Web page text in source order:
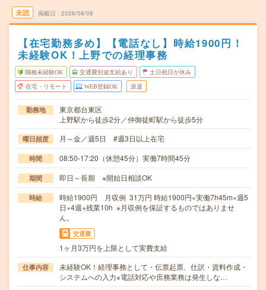
未読 掲載日 2026/08/08
【在宅勤務多め】【電話なし】時給1900円！
未経験OK！上野での経理事務
職種未経験OK 交通費別途支給あり 土日祝日が休み
在宅・リモート WEB登録OK 派遣
勤務地
東京都台東区
上野駅から徒歩2分／仲御徒町駅から徒歩5分
曜日頻度 月～金／週5日 #週3日以上在宅
時間 08:50-17:20（休憩45分）実働7時間45分
期間 即日～長期 ※開始日相談OK
時給
時給1900円 月収例 31万円 時給1900円×実働7h45m×週5
日×4週+残業10h ※月収例を保証するものではありませ
ん。
交通費
1ヶ月3万円を上限として実費支給
仕事内容
未経験OK！経理事務として・伝票起票、仕訳・資料作成・
システムへの入力※電話対応や庶務業務は発生しな…